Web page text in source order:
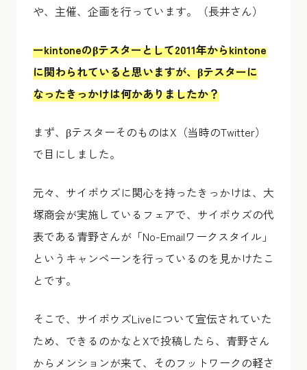
や、主催、企画を行っています。（長井さん）
ーkintoneのβテスターとして2011年からkintone
に関わられていると思いますが、βテスターに
なったきっかけは何かありましたか？
まず、βテスターそのものはX（当時のTwitter）
で目にしました。
元々、サイボウズに関心を持ったきっかけは、大
塚商会が実施しているフェアで、サイボウズの代
表である青野さんが「No-Emailワークスタイル」
というキャンペーンを行っているのを見かけたこ
とです。
そこで、サイボウズLiveについて宣伝されていた
ため、できるのかなとXで投稿したら、青野さん
からメンションが来て、そのフットワークの軽さ